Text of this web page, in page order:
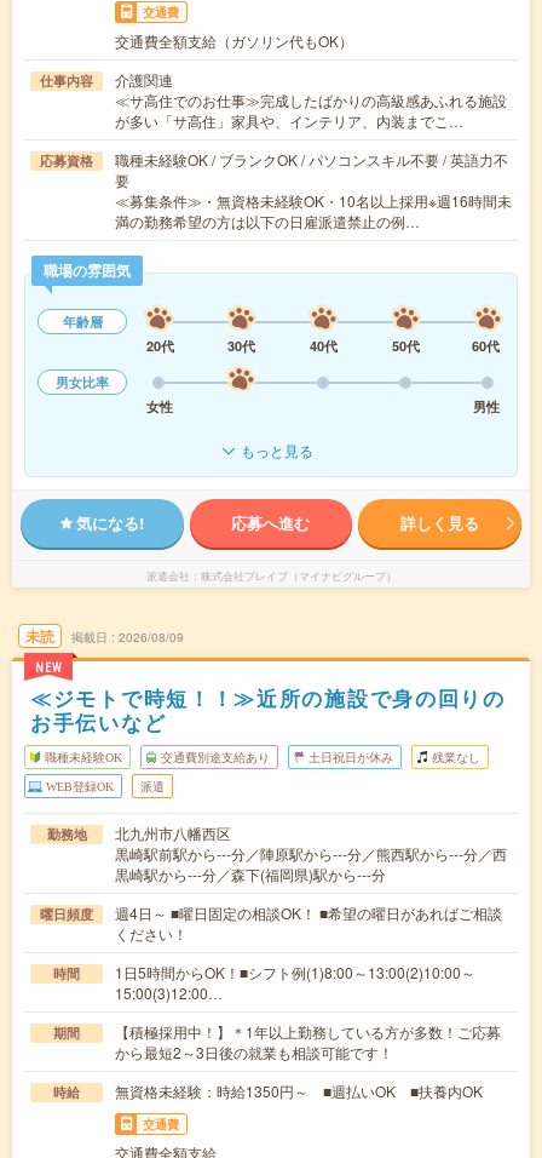
交通費
交通費全額支給（ガソリン代もOK）
仕事内容
介護関連
≪サ高住でのお仕事≫完成したばかりの高級感あふれる施設
が多い「サ高住」家具や、インテリア、内装までこ…
応募資格
職種未経験OK / ブランクOK / パソコンスキル不要 / 英語力不
要
≪募集条件≫・無資格未経験OK・10名以上採用※週16時間未
満の勤務希望の方は以下の日雇派遣禁止の例…
職場の雰囲気
年齢層
20代
30代 40代 50代
60代
男女比率
女性
男性
もっと見る
気になる! 応募へ進む 詳しく見る
派遣会社 株式会社ブレイブ（マイナビグループ）
未読
NEW
掲載日 2026/08/09
≪ジモトで時短！！≫近所の施設で身の回りの
お手伝いなど
職種未経験OK 交通費別途支給あり 土日祝日が休み 残業なし
WEB登録OK 派遣
勤務地
北九州市八幡西区
黒崎駅前駅から---分／陣原駅から---分／熊西駅から---分／西
黒崎駅から---分／森下(福岡県)駅から---分
曜日頻度
週4日～ ■曜日固定の相談OK！ ■希望の曜日があればご相談
ください！
時間
1日5時間からOK！■シフト例(1)8:00～13:00(2)10:00～
15:00(3)12:00…
期間
【積極採用中！】＊1年以上勤務している方が多数！ご応募
から最短2～3日後の就業も相談可能です！
時給 無資格未経験：時給1350円～ ■週払いOK ■扶養内OK
交通費
交通費全額支給